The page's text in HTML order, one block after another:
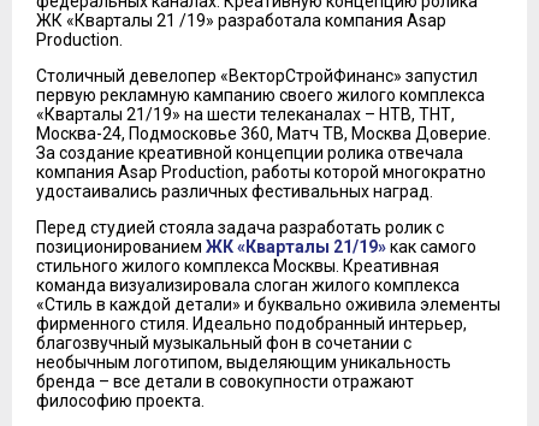
ЖК «Кварталы 21 /19» разработала компания Asap
Production.
Столичный девелопер «ВекторСтройФинанс» запустил
первую рекламную кампанию своего жилого комплекса
«Кварталы 21/19» на шести телеканалах – НТВ, ТНТ,
Москва-24, Подмосковье 360, Матч ТВ, Москва Доверие.
За создание креативной концепции ролика отвечала
компания Asap Production, работы которой многократно
удостаивались различных фестивальных наград.
Перед студией стояла задача разработать ролик с
позиционированием ЖК «Кварталы 21/19»как самого
стильного жилого комплекса Москвы. Креативная
команда визуализировала слоган жилого комплекса
«Стиль в каждой детали» и буквально оживила элементы
фирменного стиля. Идеально подобранный интерьер,
благозвучный музыкальный фон в сочетании с
необычным логотипом, выделяющим уникальность
бренда – все детали в совокупности отражают
философию проекта.